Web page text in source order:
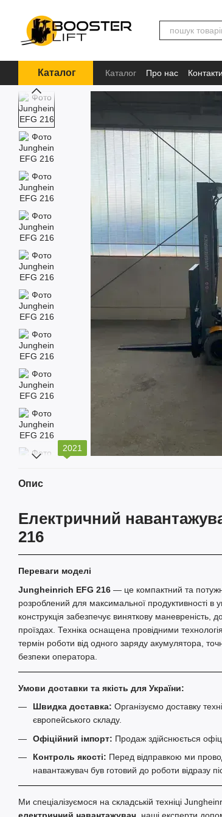
Каталог Каталог Про нас Контакти
Інформація
2021
Опис
Електричний
216
Переваги моделі
Jungheinrich EFG 216 — це компактний та
розроблений для максимальної продуктивності в
конструкція забезпечує виняткову маневреність,
проїздах. Техніка оснащена провідними
термін роботи від одного заряду акумулятора,
безпеки оператора.
Умови доставки та якість для України:
Швидка доставка: Організуємо доставку
європейського складу.
Офіційний імпорт: Продаж здійснюється
Контроль якості: Перед відправкою ми
навантажувач був готовий до роботи відразу
Ми спеціалізуємося на складській техніці